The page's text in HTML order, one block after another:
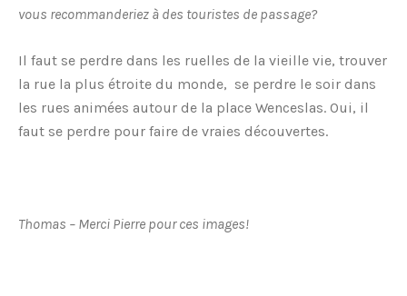
vous recommanderiez à des touristes de passage?
Il faut se perdre dans les ruelles de la vieille vie, trouver
la rue la plus étroite du monde, se perdre le soir dans
les rues animées autour de la place Wenceslas. Oui, il
faut se perdre pour faire de vraies découvertes.
Thomas – Merci Pierre pour ces images!